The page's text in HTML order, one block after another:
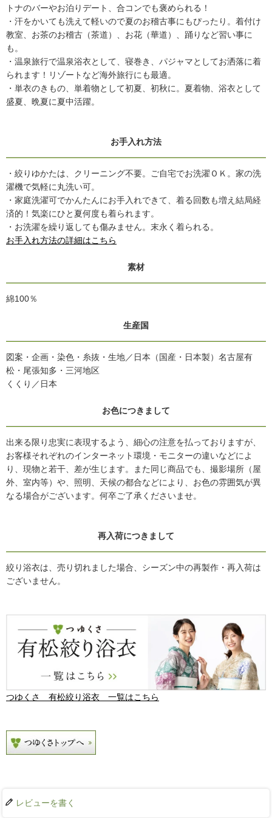
トナのバーやお泊りデート、合コンでも褒められる！
・汗をかいても洗えて軽いので夏のお稽古事にもぴったり。着付け
教室、お茶のお稽古（茶道）、お花（華道）、踊りなど習い事に
も。
・温泉旅行で温泉浴衣として、寝巻き、パジャマとしてお洒落に着
られます！リゾートなど海外旅行にも最適。
・単衣のきもの、単着物として初夏、初秋に。夏着物、浴衣として
盛夏、晩夏に夏中活躍。
お手入れ方法
・絞りゆかたは、クリーニング不要。ご自宅でお洗濯ＯＫ。家の洗
濯機で気軽に丸洗い可。
・家庭洗濯可でかんたんにお手入れできて、着る回数も増え結局経
済的！気楽にひと夏何度も着られます。
・お洗濯を繰り返しても傷みません。末永く着られる。
お手入れ方法の詳細はこちら
素材
綿100％
生産国
図案・企画・染色・糸抜・生地／日本（国産・日本製）名古屋有
松・尾張知多・三河地区
くくり／日本
お色につきまして
出来る限り忠実に表現するよう、細心の注意を払っておりますが、
お客様それぞれのインターネット環境・モニターの違いなどによ
り、現物と若干、差が生じます。また同じ商品でも、撮影場所（屋
外、室内等）や、照明、天候の都合などにより、お色の雰囲気が異
なる場合がございます。何卒ご了承くださいませ。
再入荷につきまして
絞り浴衣は、売り切れました場合、シーズン中の再製作・再入荷は
ございません。
つゆくさ 有松絞り浴衣 一覧はこちら
レビューを書く